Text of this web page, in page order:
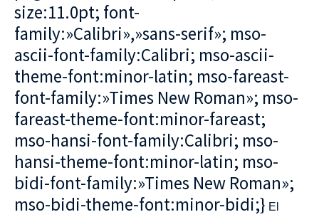
size:11.0pt; font-
family:»Calibri»,»sans-serif»; mso-
ascii-font-family:Calibri; mso-ascii-
theme-font:minor-latin; mso-fareast-
font-family:»Times New Roman»; mso-
fareast-theme-font:minor-fareast;
mso-hansi-font-family:Calibri; mso-
hansi-theme-font:minor-latin; mso-
bidi-font-family:»Times New Roman»;
mso-bidi-theme-font:minor-bidi;} El